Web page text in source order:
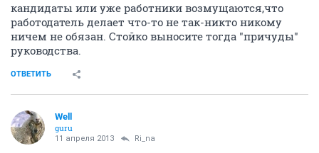
кандидаты или уже работники возмущаются,что
работодатель делает что-то не так-никто никому
ничем не обязан. Стойко выносите тогда "причуды"
руководства.
ОТВЕТИТЬ
Well
guru
11 апреля 2013 Ri_na